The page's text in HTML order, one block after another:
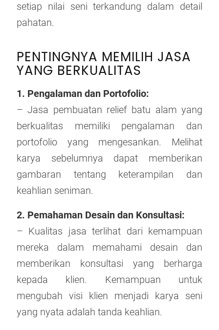
setiap nilai seni terkandung dalam detail
pahatan.
PENTINGNYA MEMILIH JASA
YANG BERKUALITAS
1. Pengalaman dan Portofolio:
– Jasa pembuatan relief batu alam yang
berkualitas memiliki pengalaman dan
portofolio yang mengesankan. Melihat
karya sebelumnya dapat memberikan
gambaran tentang keterampilan dan
keahlian seniman.
2. Pemahaman Desain dan Konsultasi:
– Kualitas jasa terlihat dari kemampuan
mereka dalam memahami desain dan
memberikan konsultasi yang berharga
kepada klien. Kemampuan untuk
mengubah visi klien menjadi karya seni
yang nyata adalah tanda keahlian.